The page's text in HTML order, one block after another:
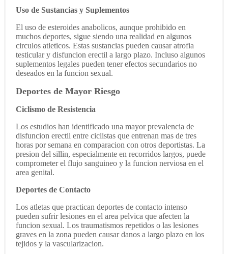
Uso de Sustancias y Suplementos
El uso de esteroides anabolicos, aunque prohibido en
muchos deportes, sigue siendo una realidad en algunos
circulos atleticos. Estas sustancias pueden causar atrofia
testicular y disfuncion erectil a largo plazo. Incluso algunos
suplementos legales pueden tener efectos secundarios no
deseados en la funcion sexual.
Deportes de Mayor Riesgo
Ciclismo de Resistencia
Los estudios han identificado una mayor prevalencia de
disfuncion erectil entre ciclistas que entrenan mas de tres
horas por semana en comparacion con otros deportistas. La
presion del sillin, especialmente en recorridos largos, puede
comprometer el flujo sanguineo y la funcion nerviosa en el
area genital.
Deportes de Contacto
Los atletas que practican deportes de contacto intenso
pueden sufrir lesiones en el area pelvica que afecten la
funcion sexual. Los traumatismos repetidos o las lesiones
graves en la zona pueden causar danos a largo plazo en los
tejidos y la vascularizacion.